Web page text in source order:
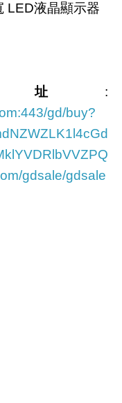
LED液晶顯示器
址 :
gd/buy?
gdsale/gdsale